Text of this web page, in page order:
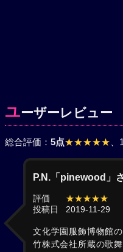
ユーザーレビュー
総合評価： 5点★★★★★
P.N.「pinewood」
評価
★★★★★
投稿日
2019-11-29
文化学園服飾博物館
竹株式会社所蔵の歌